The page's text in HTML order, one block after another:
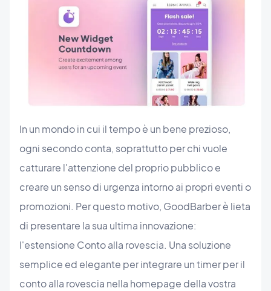
In un mondo in cui il tempo è un bene prezioso,
ogni secondo conta, soprattutto per chi vuole
catturare l'attenzione del proprio pubblico e
creare un senso di urgenza intorno ai propri eventi o
promozioni. Per questo motivo, GoodBarber è lieta
di presentare la sua ultima innovazione:
l'estensione Conto alla rovescia. Una soluzione
semplice ed elegante per integrare un timer per il
conto alla rovescia nella homepage della vostra